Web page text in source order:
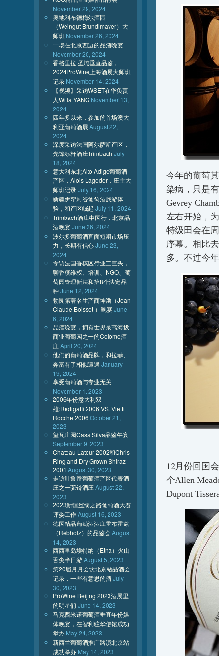
今年的葡萄
染病，只是
Gevrey
左右开始，
特级田会在
序幕。相比
多。不过今
12月份回国
个Allen
Dupont
November 29, 2024
奥地利布德梅尔酒园
（Weingut Brundlmayer）大
师班 November 26, 2024
一场在北京西边的品酒晚宴
November 20, 2024
香格里拉.圣域垂直品鉴，
2024ProWine上海酒展大师班
记录 November 14, 2024
【视频】采访WSET在华负责
人Willa YANG November 13,
2024
四年多以来，参加的首场澳大
利亚葡萄酒展 August 22,
2024
深度采访法国阿尔萨斯产区，
先锋标杆酒庄Trimbach July
18, 2024
意大利东北Alto Adige葡萄酒
产区，Alois Lageder，庄主大
师班记录July 16, 2024
新疆伊犁河谷葡萄酒旅游体
验，和产区崛起 July 11, 2024
Trimbach酒庄中国行，北京品
酒晚宴June 26, 2024
波尔多葡萄酒直面短期市场压
力，长期有信心June 23,
2024
专访法国香槟区行业三巨头，
聊香槟维权、培训、NGO、葡
萄园管理新法和第8个法定品
种June 12, 2024
勃艮第著名生产商坤渤（Jean
Claude Boisset ）晚宴June
6, 2024
品酒晚宴，拥有世界最高海拔
商业葡萄园之一的Colome酒
庄April 20, 2024
他们的葡萄酒品牌，和拉菲、
奔富有了相似遭遇 January
19, 2024
享受葡萄酒与专业无关
November 1, 2023
2006年份意大利双
雄:Redigaffi 2006 VS. Vietti
Rocche 2006 October 21,
2023
玺瓦庄园Casa Silva品鉴午宴
September 9, 2023
Chateau Latour 2002和Chris
Ringland Dry Grown Shiraz
2001 August 30, 2023
走访吐鲁番葡萄酒产区代表酒
庄之一驼铃酒庄August 22,
2023
2023新疆丝绸之路葡萄酒大赛
评委工作August 16, 2023
德国精品葡萄酒酒庄雷布霍兹
（Rebholz）的品鉴会August
14, 2023
西西里岛埃特纳（Etna）火山
舌尖半日游August 5, 2023
第20届月月会饮北京站品酒会
记录，一些有意思的酒July
30, 2023
ProWine Beijing 2023酒展里
的明星们 June 14, 2023
马克西米诺葡萄酒垂直年份媒
体晚宴，在智利驻华使馆成功
举办 May 24, 2023
新西兰葡萄酒推广路演北京站
成功举办 May 14, 2023